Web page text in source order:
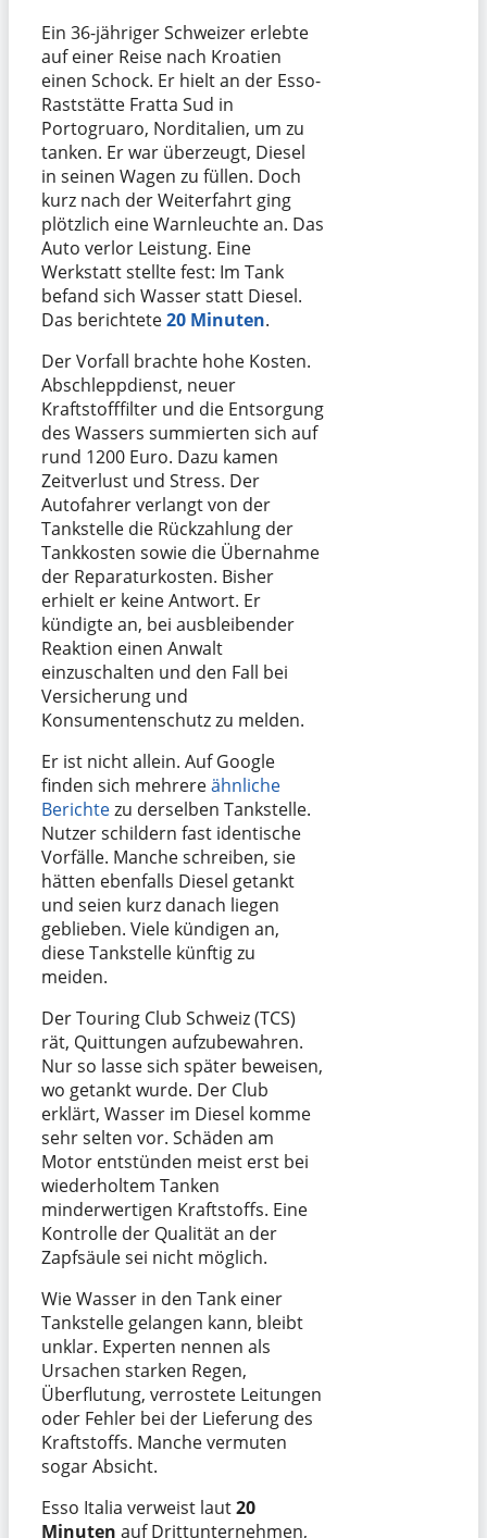
Ein 36-jähriger Schweizer erlebte
auf einer Reise nach Kroatien
einen Schock. Er hielt an der Esso-
Raststätte Fratta Sud in
Portogruaro, Norditalien, um zu
tanken. Er war überzeugt, Diesel
in seinen Wagen zu füllen. Doch
kurz nach der Weiterfahrt ging
plötzlich eine Warnleuchte an. Das
Auto verlor Leistung. Eine
Werkstatt stellte fest: Im Tank
befand sich Wasser statt Diesel.
Das berichtete20 Minuten.
Der Vorfall brachte hohe Kosten.
Abschleppdienst, neuer
Kraftstofffilter und die Entsorgung
des Wassers summierten sich auf
rund 1200 Euro. Dazu kamen
Zeitverlust und Stress. Der
Autofahrer verlangt von der
Tankstelle die Rückzahlung der
Tankkosten sowie die Übernahme
der Reparaturkosten. Bisher
erhielt er keine Antwort. Er
kündigte an, bei ausbleibender
Reaktion einen Anwalt
einzuschalten und den Fall bei
Versicherung und
Konsumentenschutz zu melden.
Er ist nicht allein. Auf Google
finden sich mehrereähnliche
Berichtezu derselben Tankstelle.
Nutzer schildern fast identische
Vorfälle. Manche schreiben, sie
hätten ebenfalls Diesel getankt
und seien kurz danach liegen
geblieben. Viele kündigen an,
diese Tankstelle künftig zu
meiden.
Der Touring Club Schweiz (TCS)
rät, Quittungen aufzubewahren.
Nur so lasse sich später beweisen,
wo getankt wurde. Der Club
erklärt, Wasser im Diesel komme
sehr selten vor. Schäden am
Motor entstünden meist erst bei
wiederholtem Tanken
minderwertigen Kraftstoffs. Eine
Kontrolle der Qualität an der
Zapfsäule sei nicht möglich.
Wie Wasser in den Tank einer
Tankstelle gelangen kann, bleibt
unklar. Experten nennen als
Ursachen starken Regen,
Überflutung, verrostete Leitungen
oder Fehler bei der Lieferung des
Kraftstoffs. Manche vermuten
sogar Absicht.
Esso Italia verweist laut20
Minuten auf Drittunternehmen,